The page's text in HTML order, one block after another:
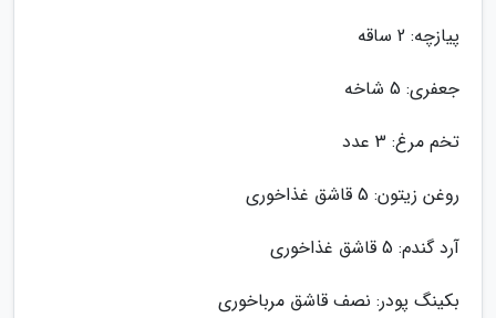
پیازچه: 2 ساقه
جعفری: 5 شاخه
تخم مرغ: 3 عدد
روغن زیتون: 5 قاشق غذاخوری
آرد گندم: 5 قاشق غذاخوری
بکینگ پودر: نصف قاشق مرباخوری